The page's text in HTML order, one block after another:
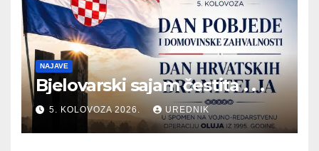
NAJAVE
Bjelovarski sajam čestita . . .
5. KOLOVOZA 2026. UREDNIK